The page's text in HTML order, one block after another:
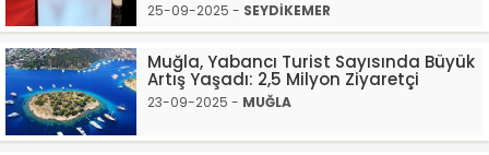
25-09-2025 - SEYDİKEMER
Muğla, Yabancı Turist Sayısında Büyük
Artış Yaşadı: 2,5 Milyon Ziyaretçi
23-09-2025 - MUĞLA